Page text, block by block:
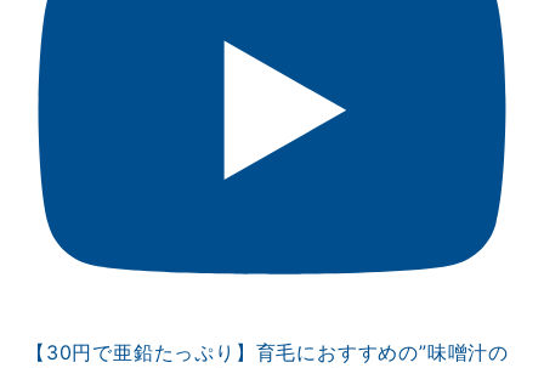
【30円で亜鉛たっぷり】育毛におすすめの”味噌汁の